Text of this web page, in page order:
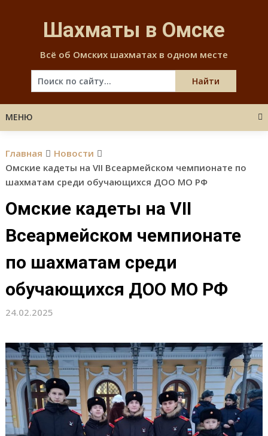
content
Шахматы в Омске
Всё об Омских шахматах в одном месте
МЕНЮ
Главная
Новости
Омские кадеты на VII Всеармейском чемпионате по
шахматам среди обучающихся ДОО МО РФ
Омские кадеты на VII
Всеармейском чемпионате
по шахматам среди
обучающихся ДОО МО РФ
24.02.2025